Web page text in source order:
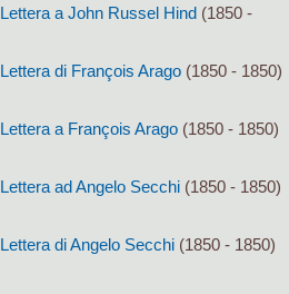
Lettera a John Russel Hind (1850 -
Lettera di François Arago (1850 - 1850)
Lettera a François Arago (1850 - 1850)
Lettera ad Angelo Secchi (1850 - 1850)
Lettera di Angelo Secchi (1850 - 1850)